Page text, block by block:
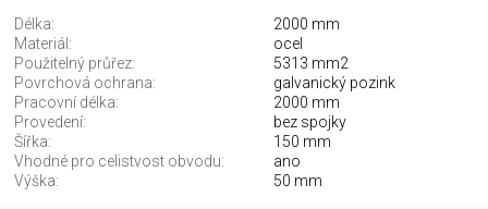
Délka:
2000 mm
Materiál:
ocel
Použitelný průřez:
5313 mm2
Povrchová ochrana:
galvanický pozink
Pracovní délka:
2000 mm
Provedení:
bez spojky
Šířka:
150 mm
Vhodné pro celistvost obvodu:
ano
Výška:
50 mm